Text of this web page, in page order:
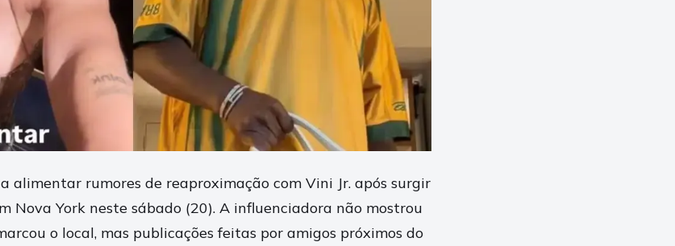
alimentar rumores de reaproximação com Vini Jr. após surgir
Nova York neste sábado (20). A influenciadora não mostrou
o local, mas publicações feitas por amigos próximos do